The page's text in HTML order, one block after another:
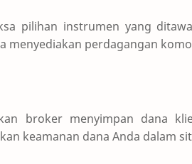
pilihan instrumen yang
menyediakan perdagangan
broker menyimpan dana
keamanan dana Anda dalam